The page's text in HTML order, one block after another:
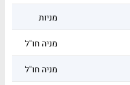
מניות
מניה חו"ל
מניה חו"ל